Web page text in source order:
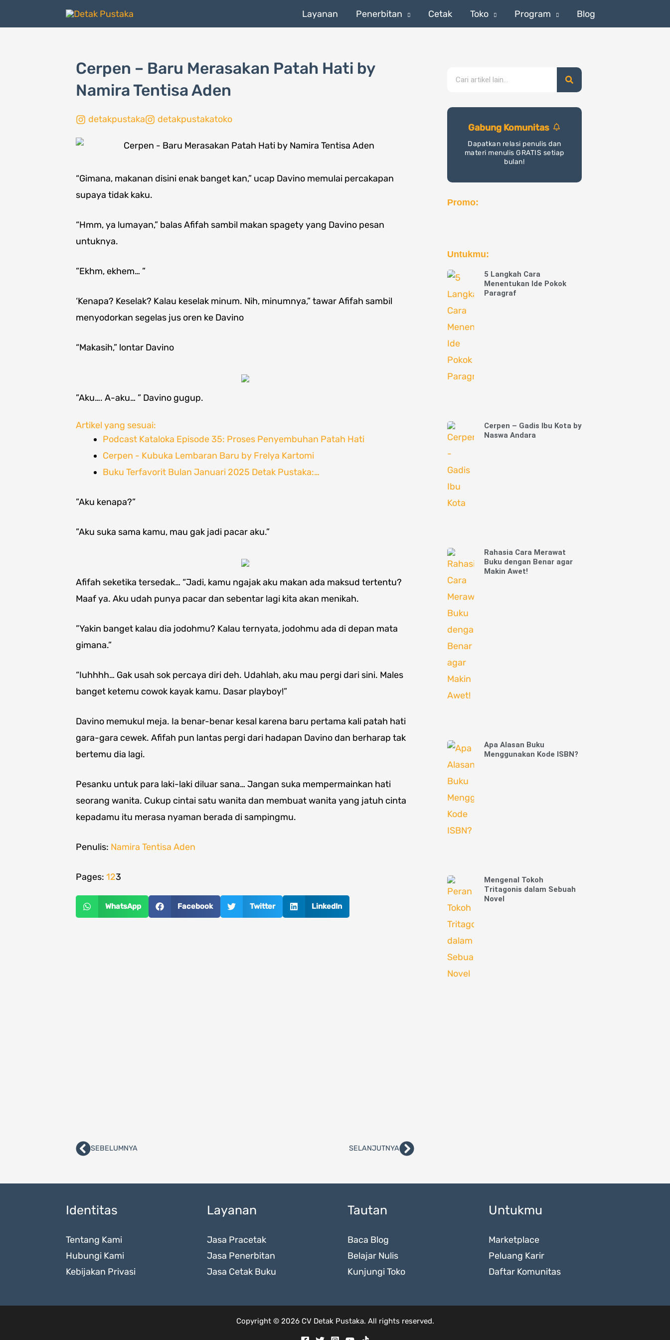
Layanan Penerbitan Cetak Toko Program Blog
Cerpen – Baru Merasakan Patah Hati by
Namira Tentisa Aden
detakpustaka detakpustakatoko
“Gimana, makanan disini enak banget kan,” ucap Davino memulai percakapan
supaya tidak kaku.
“Hmm, ya lumayan,” balas Afifah sambil makan spagety yang Davino pesan
untuknya.
”Ekhm, ekhem… ”
‘Kenapa? Keselak? Kalau keselak minum. Nih, minumnya,” tawar Afifah sambil
menyodorkan segelas jus oren ke Davino
“Makasih,” lontar Davino
”Aku…. A-aku… ” Davino gugup.
Artikel yang sesuai:
Podcast Kataloka Episode 35: Proses Penyembuhan Patah Hati
Cerpen - Kubuka Lembaran Baru by Frelya Kartomi
Buku Terfavorit Bulan Januari 2025 Detak Pustaka:…
”Aku kenapa?”
”Aku suka sama kamu, mau gak jadi pacar aku.”
Afifah seketika tersedak… “Jadi, kamu ngajak aku makan ada maksud tertentu?
Maaf ya. Aku udah punya pacar dan sebentar lagi kita akan menikah.
”Yakin banget kalau dia jodohmu? Kalau ternyata, jodohmu ada di depan mata
gimana.”
“Iuhhhh… Gak usah sok percaya diri deh. Udahlah, aku mau pergi dari sini. Males
banget ketemu cowok kayak kamu. Dasar playboy!”
Davino memukul meja. Ia benar-benar kesal karena baru pertama kali patah hati
gara-gara cewek. Afifah pun lantas pergi dari hadapan Davino dan berharap tak
bertemu dia lagi.
Pesanku untuk para laki-laki diluar sana… Jangan suka mempermainkan hati
seorang wanita. Cukup cintai satu wanita dan membuat wanita yang jatuh cinta
kepadamu itu merasa nyaman berada di sampingmu.
Penulis: Namira Tentisa Aden
Pages:
Page
1
Page
2
Page
3
WhatsApp Facebook Twitter LinkedIn
PrevSEBELUMNYA SELANJUTNYANext
Gabung Komunitas
Dapatkan relasi penulis dan
materi menulis GRATIS setiap
bulan!
Promo:
Untukmu:
5 Langkah Cara
Menentukan Ide Pokok
Paragraf
Cerpen – Gadis Ibu Kota by
Naswa Andara
Rahasia Cara Merawat
Buku dengan Benar agar
Makin Awet!
Apa Alasan Buku
Menggunakan Kode ISBN?
Mengenal Tokoh
Tritagonis dalam Sebuah
Novel
Identitas
Tentang Kami
Hubungi Kami
Kebijakan Privasi
Layanan
Jasa Pracetak
Jasa Penerbitan
Jasa Cetak Buku
Tautan
Baca Blog
Belajar Nulis
Kunjungi Toko
Untukmu
Marketplace
Peluang Karir
Daftar Komunitas
Copyright © 2026 CV Detak Pustaka. All rights reserved.